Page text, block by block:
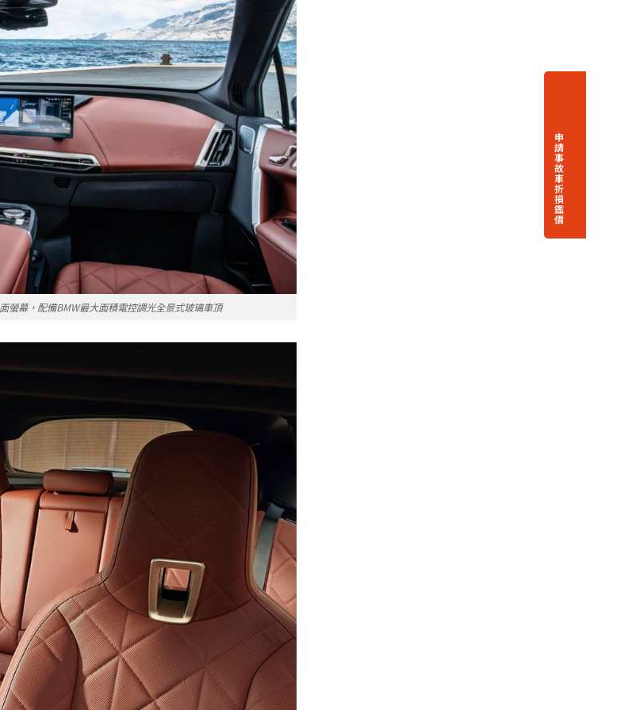
申
請
事
故
車
折
損
鑑
價
螢幕，配備BMW最大面積電控調光全景式玻璃車頂